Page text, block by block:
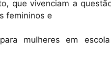
que vivenciam a
femininos e
mulheres em